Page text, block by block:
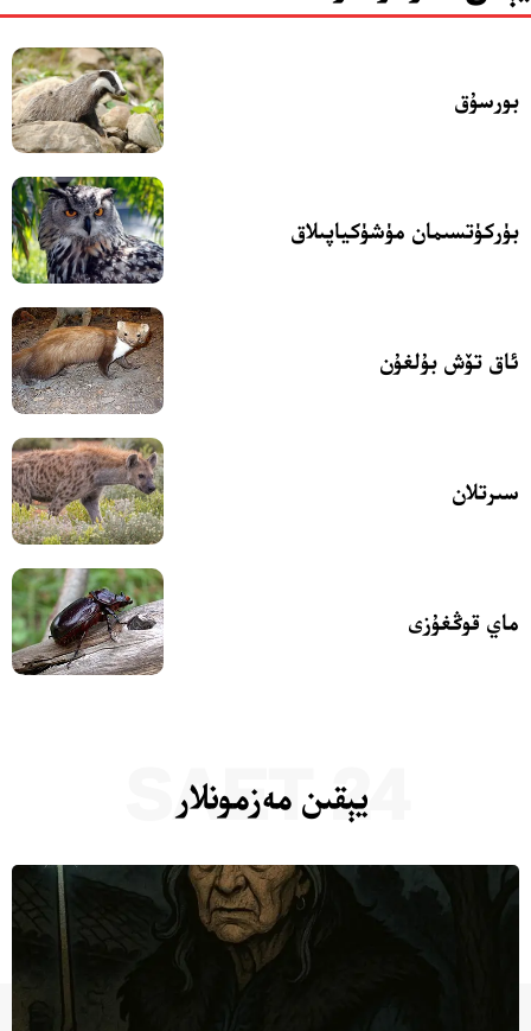
بورسۇق
بۈركۈتسىمان مۈشۈكياپىلاق
ئاق تۆش بۇلغۇن
سىرتلان
ماي قوڭغۇزى
يېقىن مەزمونلار
24 SAET